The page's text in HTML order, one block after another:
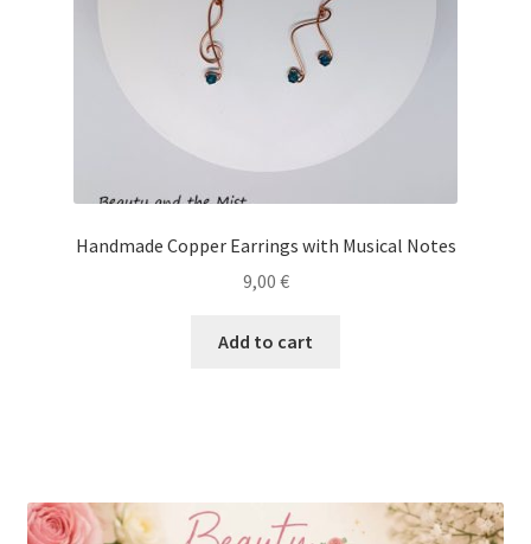
Handmade Copper Earrings with Musical Notes
9,00 €
Add to cart